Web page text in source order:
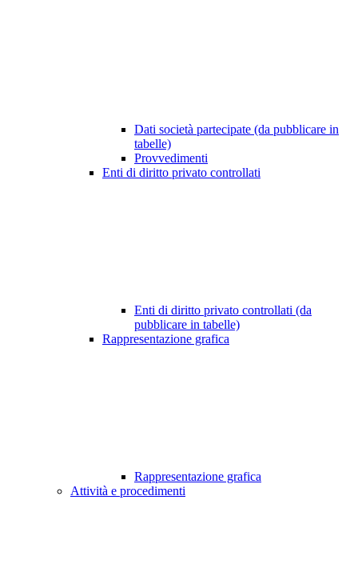
Dati società partecipate (da pubblicare in
tabelle)
Provvedimenti
Enti di diritto privato controllati
Enti di diritto privato controllati (da
pubblicare in tabelle)
Rappresentazione grafica
Rappresentazione grafica
Attività e procedimenti